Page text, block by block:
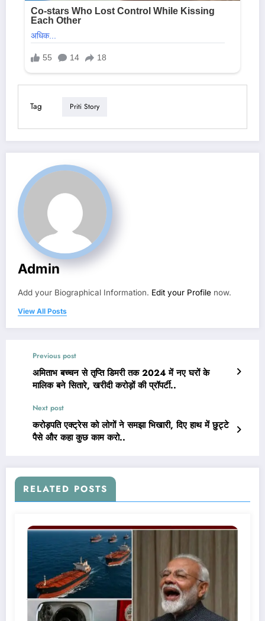
Tag Priti Story
Admin
Add your Biographical Information. Edit your Profile now.
View All Posts
Previous post
अमिताभ बच्चन से तृप्ति डिमरी तक 2024 में नए घरों के
मालिक बने सितारे, खरीदी करोड़ों की प्रॉपर्टी..
Next post
करोड़पति एक्ट्रेस को लोगों ने समझा भिखारी, दिए हाथ में छुट्टे
पैसे और कहा कुछ काम करो..
RELATED POSTS